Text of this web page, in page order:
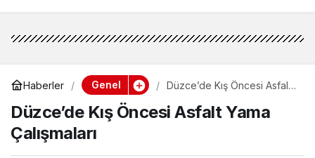
Haberler Genel
Düzce’de Kış Öncesi Asfalt
Düzce’de Kış Öncesi Asfalt Yama
Çalışmaları